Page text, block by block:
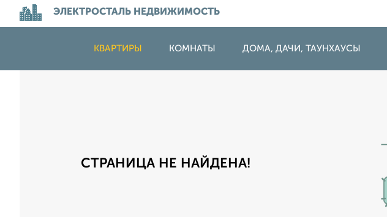
ЭЛЕКТРОСТАЛЬ НЕДВИЖИМОСТЬ
КВАРТИРЫ КОМНАТЫ ДОМА, ДАЧИ, ТАУНХАУСЫ
СТРАНИЦА НЕ НАЙДЕНА!